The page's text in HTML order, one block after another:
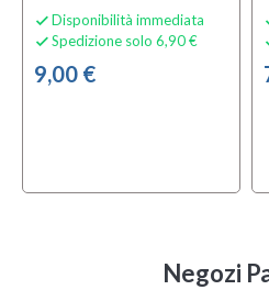
 Disponibilità immediata
 Spedizione solo 6,90 €
9,00 €
Negozi